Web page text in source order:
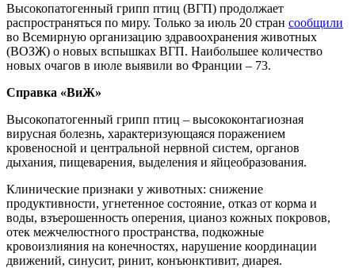
Высокопатогенный грипп птиц (ВГП) продолжает
распространяться по миру. Только за июль 20 стран сообщили
во Всемирную организацию здравоохранения животных
(ВОЗЖ) о новых вспышках ВГП. Наибольшее количество
новых очагов в июле выявили во Франции – 73.
Справка «ВиЖ»
Высокопатогенный грипп птиц – высококонтагиозная
вирусная болезнь, характеризующаяся поражением
кровеносной и центральной нервной систем, органов
дыхания, пищеварения, выделения и яйцеобразования.
Клинические признаки у животных: снижение
продуктивности, угнетенное состояние, отказ от корма и
воды, взъерошенность оперения, цианоз кожных покровов,
отек межчелюстного пространства, подкожные
кровоизлияния на конечностях, нарушение координации
движений, синусит, ринит, конъюнктивит, диарея.